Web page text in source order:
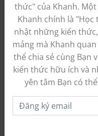
Tôi là Khanh Trần,
trong lĩnh vực giới
doanh nghiệp Nhật
chuyên gia Hướng
giúp cho 2.000 thanh
yêu thích và sự
thức" của Khanh.
Khanh chính là
nhật những kiến
mảng mà Khanh
thể chia sẻ cùng Bạn
kiến thức hữu ích và
yên tâm Bạn có